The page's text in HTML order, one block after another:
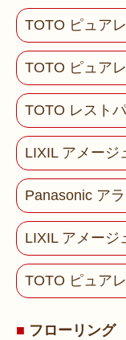
TOTO ピュア
TOTO ピュア
TOTO レスト
LIXIL アメージ
Panasonic ア
LIXIL アメージ
TOTO ピュア
フローリング